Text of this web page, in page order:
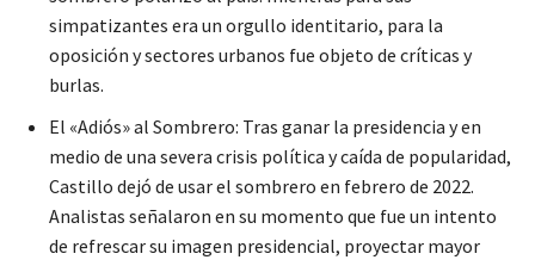
simpatizantes era un orgullo identitario, para la
oposición y sectores urbanos fue objeto de críticas y
burlas.
El «Adiós» al Sombrero: Tras ganar la presidencia y en
medio de una severa crisis política y caída de popularidad,
Castillo dejó de usar el sombrero en febrero de 2022.
Analistas señalaron en su momento que fue un intento
de refrescar su imagen presidencial, proyectar mayor